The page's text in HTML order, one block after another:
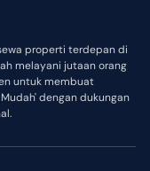
properti terdepan di
melayani jutaan orang
untuk membuat
dengan dukungan